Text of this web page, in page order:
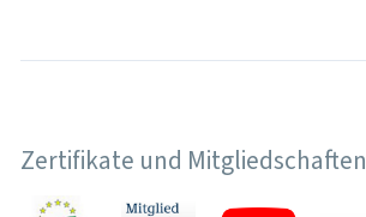
Zertifikate und Mitgliedschaften